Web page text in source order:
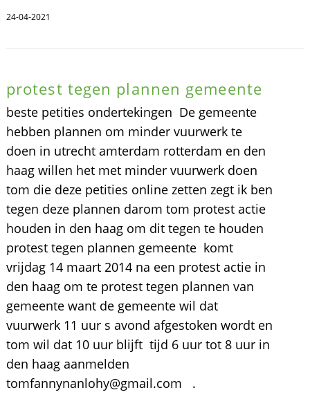
24-04-2021
protest tegen plannen gemeente
beste petities ondertekingen De gemeente
hebben plannen om minder vuurwerk te
doen in utrecht amterdam rotterdam en den
haag willen het met minder vuurwerk doen
tom die deze petities online zetten zegt ik ben
tegen deze plannen darom tom protest actie
houden in den haag om dit tegen te houden
protest tegen plannen gemeente komt
vrijdag 14 maart 2014 na een protest actie in
den haag om te protest tegen plannen van
gemeente want de gemeente wil dat
vuurwerk 11 uur s avond afgestoken wordt en
tom wil dat 10 uur blijft tijd 6 uur tot 8 uur in
den haag aanmelden
tomfannynanlohy@gmail.com .